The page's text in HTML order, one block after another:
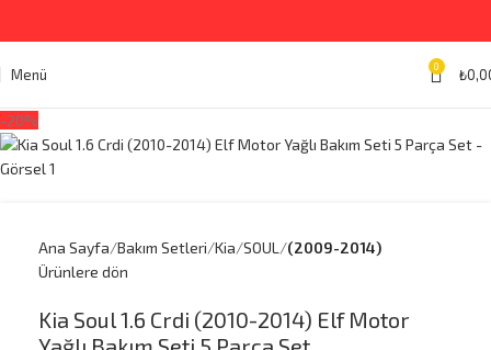
Menü 0 ₺
-20%
Ana Sayfa Bakım Setleri Kia SOUL
(2009-2014)
Ürünlere dön
Kia Soul 1.6 Crdi (2010-2014) Elf Motor